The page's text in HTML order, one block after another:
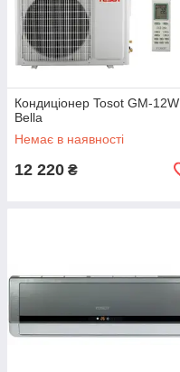
Кондиціонер Tosot GM-12W
Bella
Немає в наявності
12 220 ₴